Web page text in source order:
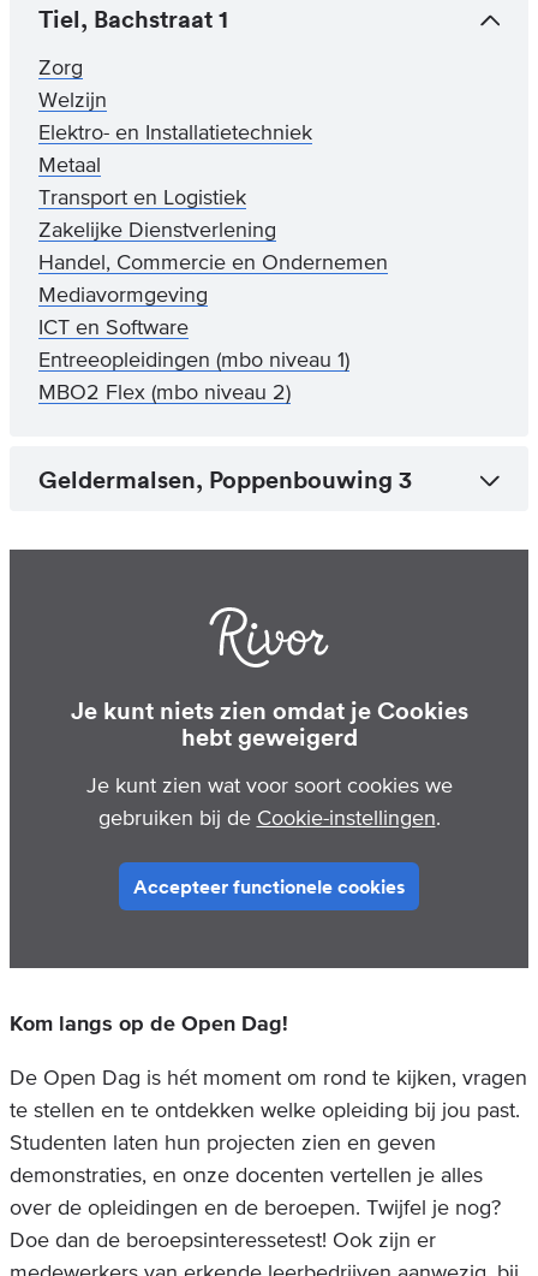
Tiel, Bachstraat 1
Zorg
Welzijn
Elektro- en Installatietechniek
Metaal
Transport en Logistiek
Zakelijke Dienstverlening
Handel, Commercie en Ondernemen
Mediavormgeving
ICT en Software
Entreeopleidingen (mbo niveau 1)
MBO2 Flex (mbo niveau 2)
Geldermalsen, Poppenbouwing 3
Je kunt niets zien omdat je Cookies
hebt geweigerd
Je kunt zien wat voor soort cookies we
gebruiken bij de Cookie-instellingen.
Accepteer functionele cookies
Kom langs op de Open Dag!
De Open Dag is hét moment om rond te kijken, vragen
te stellen en te ontdekken welke opleiding bij jou past.
Studenten laten hun projecten zien en geven
demonstraties, en onze docenten vertellen je alles
over de opleidingen en de beroepen. Twijfel je nog?
Doe dan de beroepsinteressetest! Ook zijn er